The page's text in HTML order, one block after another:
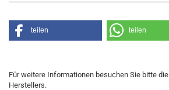
teilen teilen
Für weitere Informationen besuchen Sie bitte die
Herstellers.